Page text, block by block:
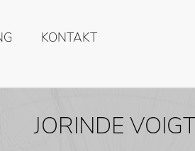
KONTAKT
JORINDE